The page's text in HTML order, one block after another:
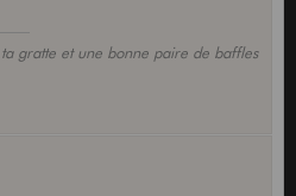
gratte et une bonne paire de baffles